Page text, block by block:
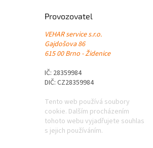
Provozovatel
VEHAR service s.r.o.
Gajdošova 86
615 00 Brno - Židenice
IČ: 28359984
DIČ: CZ28359984
Tento web používá soubory
cookie. Dalším procházením
tohoto webu vyjadřujete souhlas
s jejich používáním.